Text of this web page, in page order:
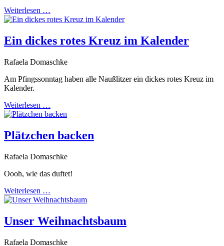
Weiterlesen …
Ein dickes rotes Kreuz im Kalender
Rafaela Domaschke
Am Pfingssonntag haben alle Naußlitzer ein dickes rotes Kreuz im
Kalender.
Weiterlesen …
Plätzchen backen
Rafaela Domaschke
Oooh, wie das duftet!
Weiterlesen …
Unser Weihnachtsbaum
Rafaela Domaschke